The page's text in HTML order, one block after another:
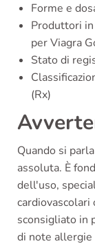
Forme e
Produttori
per Viagra
Stato di
(Rx)
Quando si
assoluta. È
dell'uso,
cardiovascolari
sconsigliato in
di note allergie